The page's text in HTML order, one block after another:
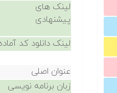
لینک های
پیشنهادی
لینک دانلود کد
عنوان اصلی
زبان برنامه نویسی